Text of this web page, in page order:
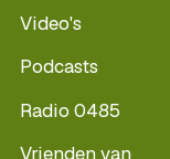
Video's
Podcasts
Radio 0485
Vrienden van